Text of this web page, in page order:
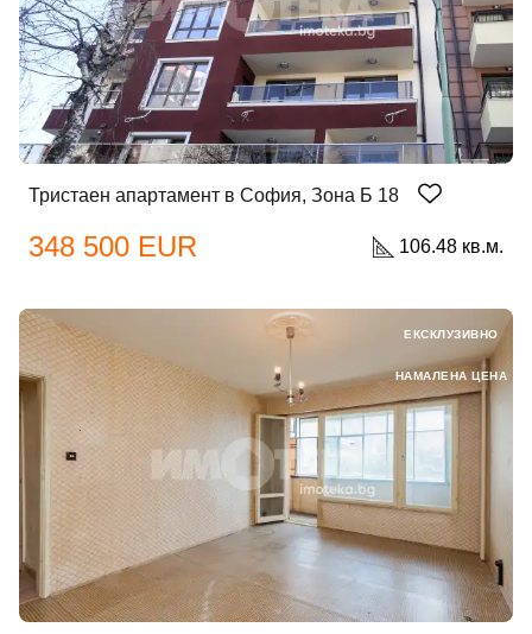
Тристаен апартамент в София, Зона Б 18
348 500 EUR 106.48 кв.м.
ЕКСКЛУЗИВНО
НАМАЛЕНА ЦЕНА